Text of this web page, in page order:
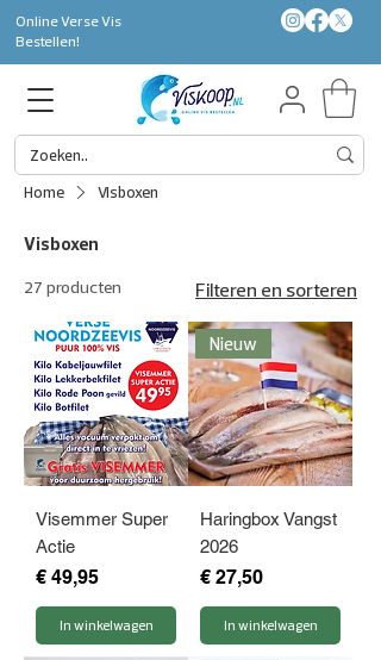
Online Verse Vis
Bestellen!
Home Visboxen
Visboxen
27 producten Filteren en sorteren
Visemmer Super
Actie
Prijs
€ 49,95
In winkelwagen
Nieuw
Haringbox Vangst
2026
Prijs
€ 27,50
In winkelwagen